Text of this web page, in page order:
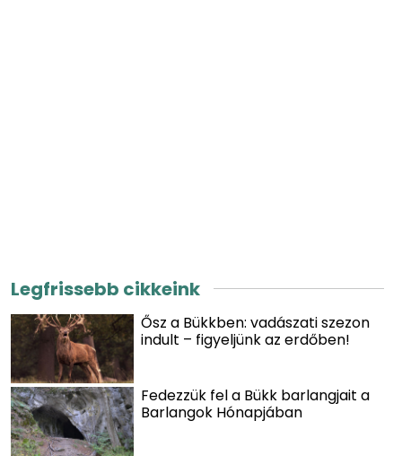
Legfrissebb cikkeink
Ősz a Bükkben: vadászati szezon
indult – figyeljünk az erdőben!
Fedezzük fel a Bükk barlangjait a
Barlangok Hónapjában